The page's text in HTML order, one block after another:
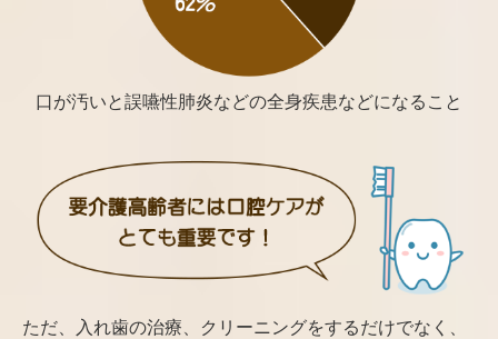
口が汚いと誤嚥性肺炎などの全身疾患などになること
ただ、入れ歯の治療、クリーニングをするだけでなく、